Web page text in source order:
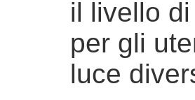
il livello
per gli
luce